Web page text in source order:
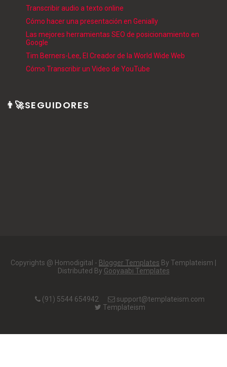
Transcribir audio a texto online
Cómo hacer una presentación en Genially
Las mejores herramientas SEO de posicionamiento en
Google
Tim Berners-Lee, El Creador de la World Wide Web
Cómo Transcribir un Video de YouTube
👨‍🚀SEGUIDORES
Copyrights @ Homodigital - Blogger Templates By Templateism |
Distributed By Gooyaabi Templates
(91) 5544 654942
support@templateism.com
Templateism